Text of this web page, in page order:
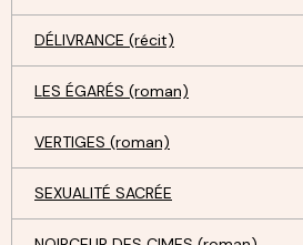
DÉLIVRANCE (récit)
LES ÉGARÉS (roman)
VERTIGES (roman)
SEXUALITÉ SACRÉE